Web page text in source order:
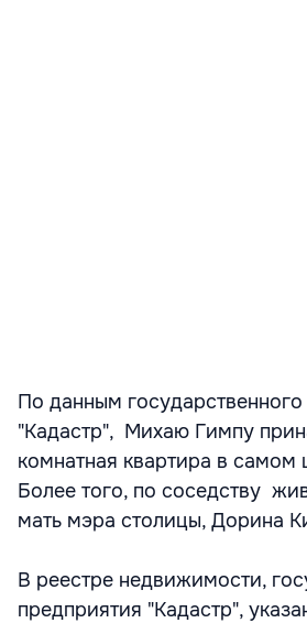
По данным
"Кадастр", Михаю Гимпу
комнатная квартира в самом
Более того, по соседству
мать мэра столицы, Дорина
В реестре недвижимости,
предприятия "Кадастр",